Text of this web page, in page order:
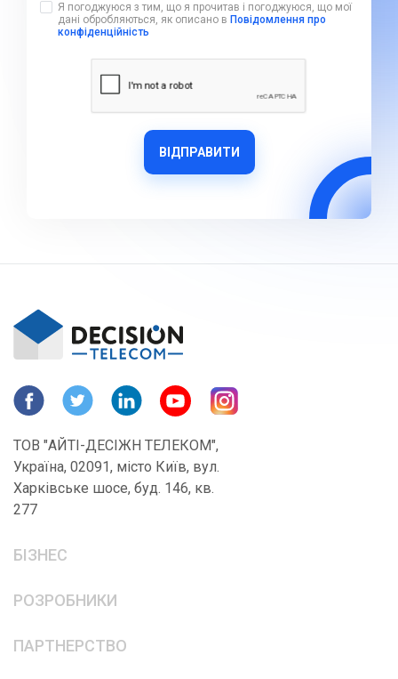
Я погоджуюся з тим, що я прочитав і погоджуюся, що мої
дані обробляються, як описано в Повідомлення про
конфіденційність
ВІДПРАВИТИ
ТОВ "АЙТІ-ДЕСІЖН ТЕЛЕКОМ",
Україна, 02091, місто Київ, вул.
Харківське шосе, буд. 146, кв.
277
БІЗНЕС
РОЗРОБНИКИ
ПАРТНЕРСТВО